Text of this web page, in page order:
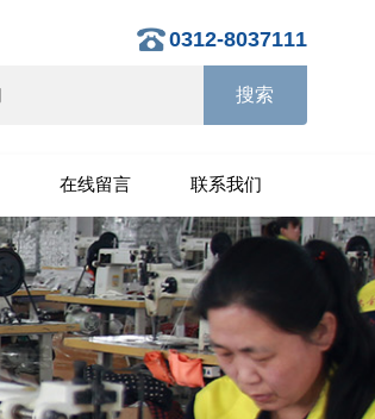
0312-8037111
在线留言 联系我们